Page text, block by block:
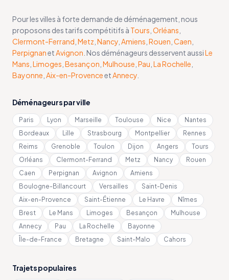
Pour les villes à forte demande de déménagement, nous
proposons des tarifs compétitifs à Tours Orléans
Clermont-Ferrand Metz Nancy Amiens Rouen Caen
PerpignanetAvignon . Nos déménageurs desservent aussiLe
Mans Limoges Besançon Mulhouse Pau La Rochelle
Bayonne Aix-en-ProvenceetAnnecy
Déménageurs par ville
Paris Lyon Marseille Toulouse Nice
Nantes
Bordeaux
Lille Strasbourg Montpellier
Rennes
Reims
Grenoble Toulon Dijon Angers
Tours
Orléans
Clermont-Ferrand Metz Nancy
Rouen
Caen
Perpignan Avignon
Amiens
Boulogne-Billancourt
Versailles
Saint-Denis
Aix-en-Provence
Saint-Étienne Le Havre
Nîmes
Brest
Le Mans Limoges Besançon
Mulhouse
Annecy
Pau La Rochelle
Bayonne
Île-de-France
Bretagne Saint-Malo Cahors
Trajets populaires